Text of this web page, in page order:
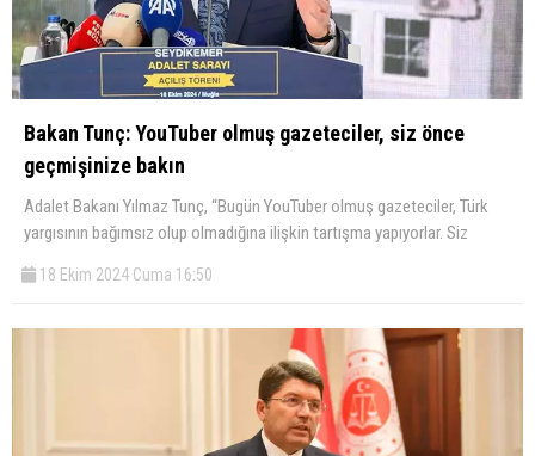
Bakan Tunç: YouTuber olmuş gazeteciler, siz önce
geçmişinize bakın
Adalet Bakanı Yılmaz Tunç, “Bugün YouTuber olmuş gazeteciler, Türk
yargısının bağımsız olup olmadığına ilişkin tartışma yapıyorlar. Siz
18 Ekim 2024 Cuma 16:50